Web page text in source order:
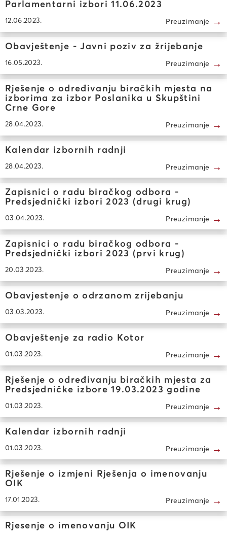
Parlamentarni izbori 11.06.2023
12.06.2023. Preuzimanje →
Obavještenje - Javni poziv za žrijebanje
16.05.2023. Preuzimanje →
Rješenje o određivanju biračkih mjesta na
izborima za izbor Poslanika u Skupštini
Crne Gore
28.04.2023. Preuzimanje →
Kalendar izbornih radnji
28.04.2023. Preuzimanje →
Zapisnici o radu biračkog odbora -
Predsjednički izbori 2023 (drugi krug)
03.04.2023. Preuzimanje →
Zapisnici o radu biračkog odbora -
Predsjednički izbori 2023 (prvi krug)
20.03.2023. Preuzimanje →
Obavjestenje o odrzanom zrijebanju
03.03.2023. Preuzimanje →
Obavještenje za radio Kotor
01.03.2023. Preuzimanje →
Rješenje o određivanju biračkih mjesta za
Predsjedničke izbore 19.03.2023 godine
01.03.2023. Preuzimanje →
Kalendar izbornih radnji
01.03.2023. Preuzimanje →
Rješenje o izmjeni Rješenja o imenovanju
OIK
17.01.2023. Preuzimanje →
Rjesenje o imenovanju OIK